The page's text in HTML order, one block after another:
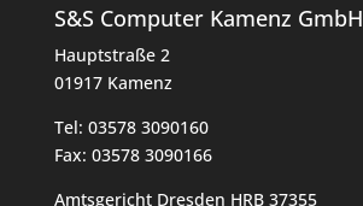
S&S Computer Kamenz GmbH
Hauptstraße 2
01917 Kamenz
Tel: 03578 3090160
Fax: 03578 3090166
Amtsgericht Dresden HRB 37355